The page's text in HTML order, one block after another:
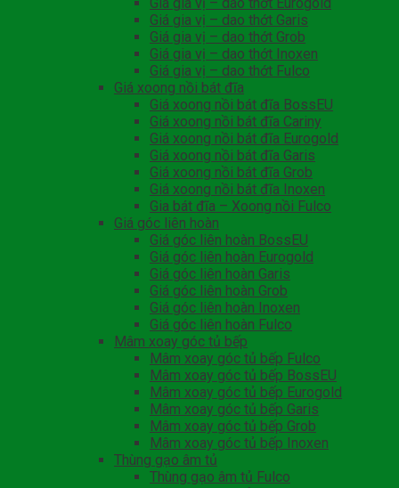
Giá gia vị – dao thớt Garis
Giá gia vị – dao thớt Grob
Giá gia vị – dao thớt Inoxen
Giá gia vị – dao thớt Fulco
Giá xoong nồi bát đĩa
Giá xoong nồi bát đĩa BossEU
Giá xoong nồi bát đĩa Cariny
Giá xoong nồi bát đĩa Eurogold
Giá xoong nồi bát đĩa Garis
Giá xoong nồi bát đĩa Grob
Giá xoong nồi bát đĩa Inoxen
Gia bát đĩa – Xoong nồi Fulco
Giá góc liên hoàn
Giá góc liên hoàn BossEU
Giá góc liên hoàn Eurogold
Giá góc liên hoàn Garis
Giá góc liên hoàn Grob
Giá góc liên hoàn Inoxen
Giá góc liên hoàn Fulco
Mâm xoay góc tủ bếp
Mâm xoay góc tủ bếp Fulco
Mâm xoay góc tủ bếp BossEU
Mâm xoay góc tủ bếp Eurogold
Mâm xoay góc tủ bếp Garis
Mâm xoay góc tủ bếp Grob
Mâm xoay góc tủ bếp Inoxen
Thùng gạo âm tủ
Thùng gạo âm tủ Fulco